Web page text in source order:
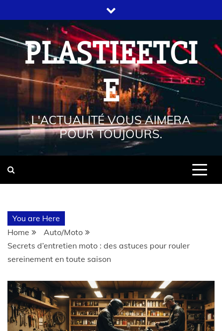
PLASTIEETCI
E
L'ACTUALITÉ VOUS AIMERA
POUR TOUJOURS.
You are Here
Home
Auto/Moto
Secrets d’entretien moto : des astuces pour rouler
sereinement en toute saison